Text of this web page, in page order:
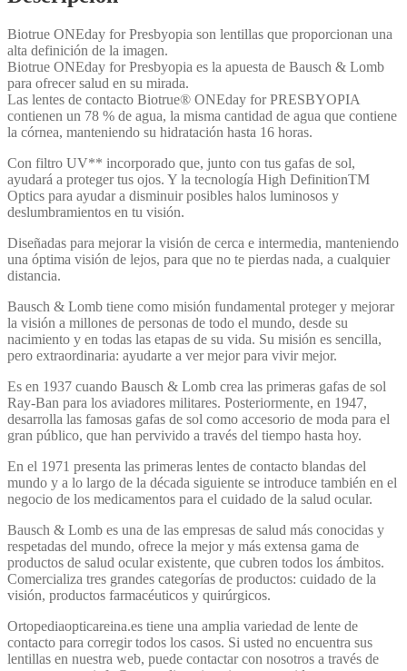
Biotrue ONEday for Presbyopia son lentillas que proporcionan una
alta definición de la imagen.
Biotrue ONEday for Presbyopia es la apuesta de Bausch & Lomb
para ofrecer salud en su mirada.
Las lentes de contacto Biotrue® ONEday for PRESBYOPIA
contienen un 78 % de agua, la misma cantidad de agua que contiene
la córnea, manteniendo su hidratación hasta 16 horas.
Con filtro UV** incorporado que, junto con tus gafas de sol,
ayudará a proteger tus ojos. Y la tecnología High DefinitionTM
Optics para ayudar a disminuir posibles halos luminosos y
deslumbramientos en tu visión.
Diseñadas para mejorar la visión de cerca e intermedia, manteniendo
una óptima visión de lejos, para que no te pierdas nada, a cualquier
distancia.
Bausch & Lomb tiene como misión fundamental proteger y mejorar
la visión a millones de personas de todo el mundo, desde su
nacimiento y en todas las etapas de su vida. Su misión es sencilla,
pero extraordinaria: ayudarte a ver mejor para vivir mejor.
Es en 1937 cuando Bausch & Lomb crea las primeras gafas de sol
Ray-Ban para los aviadores militares. Posteriormente, en 1947,
desarrolla las famosas gafas de sol como accesorio de moda para el
gran público, que han pervivido a través del tiempo hasta hoy.
En el 1971 presenta las primeras lentes de contacto blandas del
mundo y a lo largo de la década siguiente se introduce también en el
negocio de los medicamentos para el cuidado de la salud ocular.
Bausch & Lomb es una de las empresas de salud más conocidas y
respetadas del mundo, ofrece la mejor y más extensa gama de
productos de salud ocular existente, que cubren todos los ámbitos.
Comercializa tres grandes categorías de productos: cuidado de la
visión, productos farmacéuticos y quirúrgicos.
Ortopediaopticareina.es tiene una amplia variedad de lente de
contacto para corregir todos los casos. Si usted no encuentra sus
lentillas en nuestra web, puede contactar con nosotros a través de